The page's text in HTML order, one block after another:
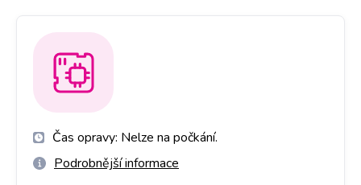
Čas opravy: Nelze na počkání.
Podrobnější informace